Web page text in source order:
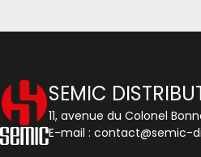
SEMIC
11, avenue du Colonel
E-mail : contact@semic-